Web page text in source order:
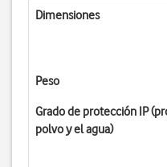
Dimensiones
Peso
Grado de protección IP
polvo y el agua)